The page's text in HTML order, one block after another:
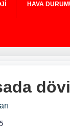
HAVA